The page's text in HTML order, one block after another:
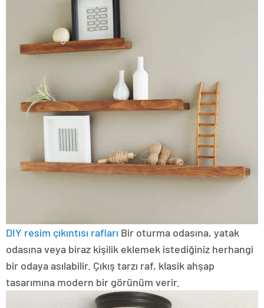
DIY resim çıkıntısı rafları Bir oturma odasına, yatak
odasına veya biraz kişilik eklemek istediğiniz herhangi
bir odaya asılabilir. Çıkış tarzı raf, klasik ahşap
tasarımına modern bir görünüm verir.